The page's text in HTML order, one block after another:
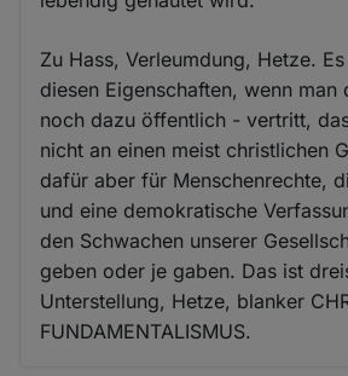
Zu Hass, Verleumdung, Hetze.
diesen Eigenschaften, wenn man
noch dazu öffentlich - vertritt,
nicht an einen meist christlichen
dafür aber für Menschenrechte,
und eine demokratische
den Schwachen unserer
geben oder je gaben. Das ist
Unterstellung, Hetze, blanker
FUNDAMENTALISMUS.